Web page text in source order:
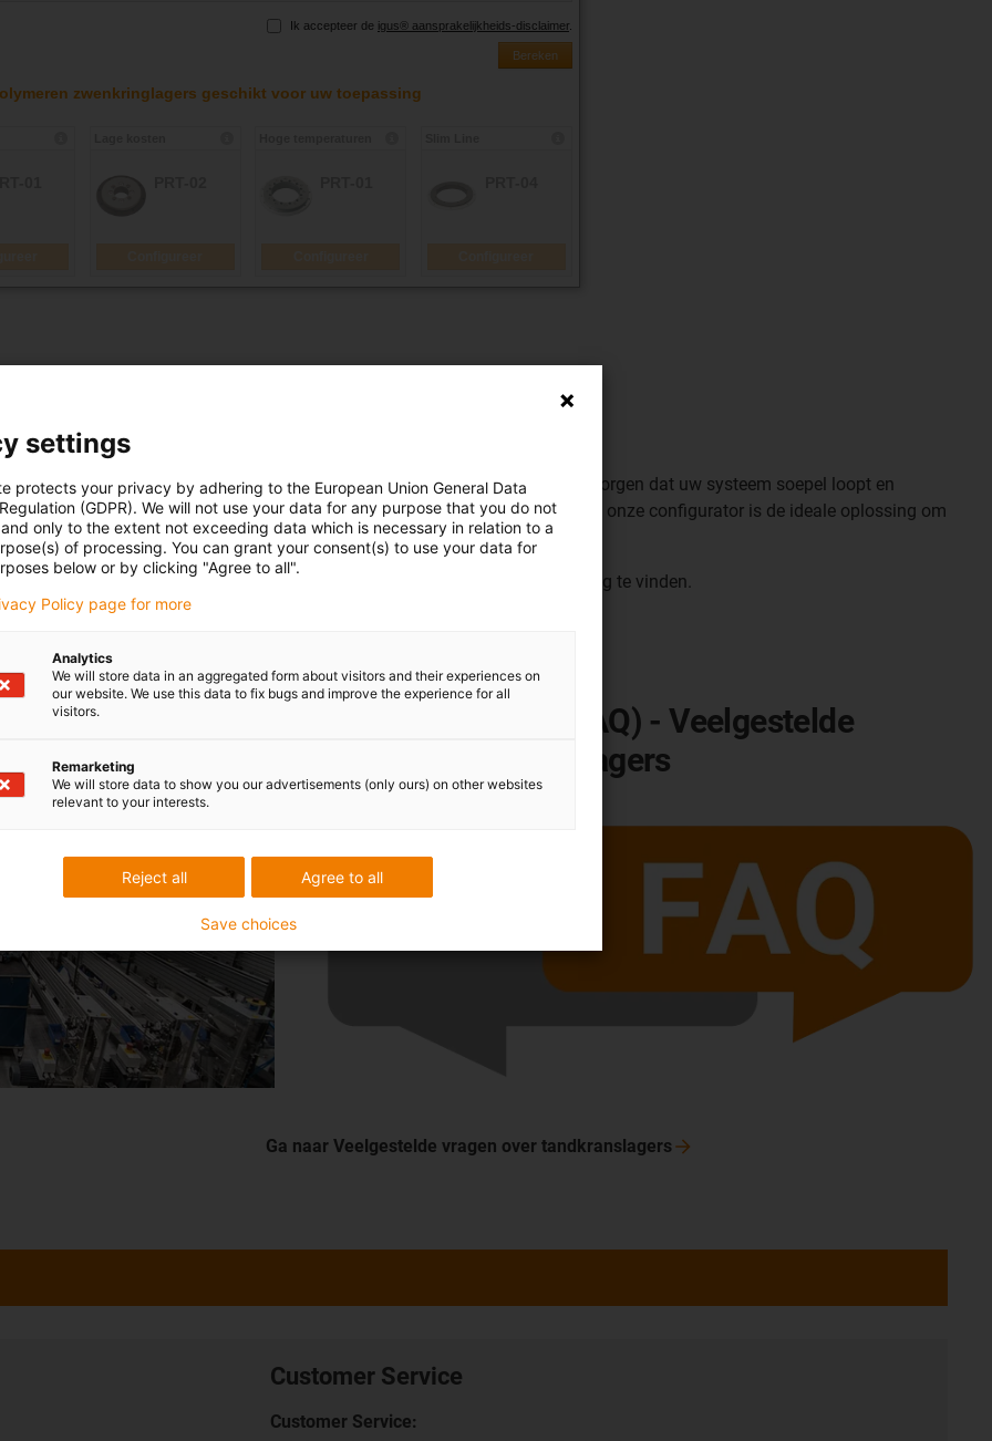
seconden!
van uw draaikranslager vooraf berekenen. Op deze manier kunt u ervoor zorgen dat uw systeem soepel loopt en
in de automobielindustrie, machinebouw of andere veeleisende sectoren, onze configurator is de ideale oplossing om
om het juiste draaikranslager voor uw toepassing te vinden.
in de
Veelgestelde vragen (FAQ) - Veelgestelde
vragen over tandkranslagers
Ga naar Veelgestelde vragen over tandkranslagers
Customer Service
Customer Service:
settings
protects your privacy by adhering to the European Union General Data
(GDPR). We will not use your data for any purpose that you do not
only to the extent not exceeding data which is necessary in relation to a
of processing. You can grant your consent(s) to use your data for
below or by clicking "Agree to all".
Policy page for more
Analytics
We will store data in an aggregated form about visitors and their experiences on
our website. We use this data to fix bugs and improve the experience for all
visitors.
Remarketing
We will store data to show you our advertisements (only ours) on other websites
relevant to your interests.
Agree to all
Reject all
Save choices